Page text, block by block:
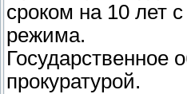
сроком на 10 лет
режима.
Государственное
прокуратурой.